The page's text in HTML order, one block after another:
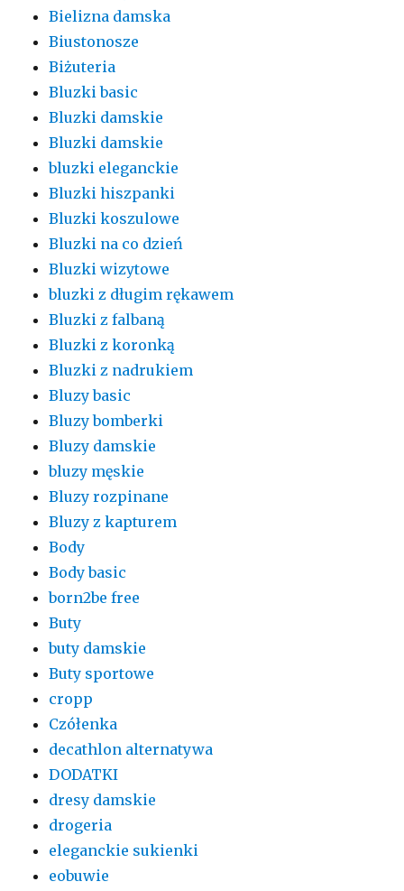
Bielizna damska
Biustonosze
Biżuteria
Bluzki basic
Bluzki damskie
Bluzki damskie
bluzki eleganckie
Bluzki hiszpanki
Bluzki koszulowe
Bluzki na co dzień
Bluzki wizytowe
bluzki z długim rękawem
Bluzki z falbaną
Bluzki z koronką
Bluzki z nadrukiem
Bluzy basic
Bluzy bomberki
Bluzy damskie
bluzy męskie
Bluzy rozpinane
Bluzy z kapturem
Body
Body basic
born2be free
Buty
buty damskie
Buty sportowe
cropp
Czółenka
decathlon alternatywa
DODATKI
dresy damskie
drogeria
eleganckie sukienki
eobuwie